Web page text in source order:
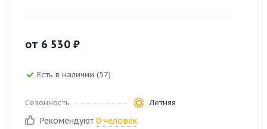
от 6 530 ₽
Есть в наличии (57)
Сезонность Летняя
Рекомендуют 0 человек